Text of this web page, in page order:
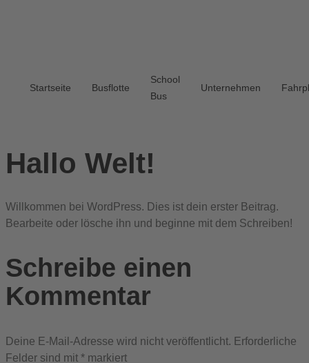
Startseite Busflotte
School
Bus
Unternehmen
Hallo Welt!
Willkommen bei WordPress. Dies ist dein erster Beitrag.
Bearbeite oder lösche ihn und beginne mit dem Schreiben!
Schreibe einen
Kommentar
Deine E-Mail-Adresse wird nicht veröffentlicht. Erforderliche
Felder sind mit * markiert